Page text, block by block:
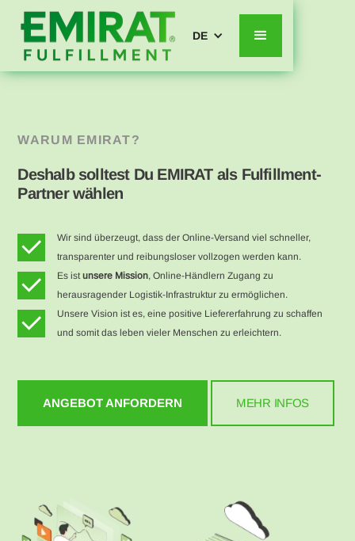
DE
WARUM EMIRAT?
Deshalb solltest Du EMIRAT als Fulfillment-
Partner wählen
Wir sind überzeugt, dass der Online-Versand viel schneller,
transparenter und reibungsloser vollzogen werden kann.
Es istunsere Mission, Online-Händlern Zugang zu
herausragender Logistik-Infrastruktur zu ermöglichen.
Unsere Vision ist es, eine positive Liefererfahrung zu schaffen
und somit das leben vieler Menschen zu erleichtern.
ANGEBOT ANFORDERN MEHR INFOS